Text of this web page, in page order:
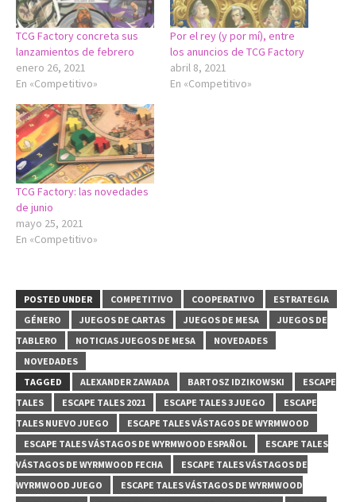
TCG Factory concreta sus
lanzamientos de febrero
enero 26, 2021
En «Competitivo»
Por el rey (y por mí), entre
los anuncios de TCG Factory
abril 8, 2021
En «Competitivo»
TCG Factory: las novedades
de junio
mayo 25, 2021
En «Competitivo»
POSTED UNDER COMPETITIVO COOPERATIVO
ESTRATEGIA
GÉNERO
JUEGOS DE CARTAS JUEGOS DE MESA
JUEGOS DE
TABLERO
NOTICIAS JUEGOS DE MESA
NOVEDADES
NOVEDADES
TAGGED
ALEXANDER ZAWADA BARTOSZ IDZIKOWSKI
ESCAPE
TALES
ESCAPE TALES 2021 ESCAPE TALES 3 JUEGO
ESCAPE
TALES NUEVO JUEGO
ESCAPE TALES VÁSTAGOS DE WYRMWOOD
ESCAPE TALES VÁSTAGOS DE WYRMWOOD ESPAÑOL
ESCAPE TALES
VÁSTAGOS DE WYRMWOOD FECHA
ESCAPE TALES VÁSTAGOS DE
WYRMWOOD JUEGO
ESCAPE TALES VÁSTAGOS DE WYRMWOOD